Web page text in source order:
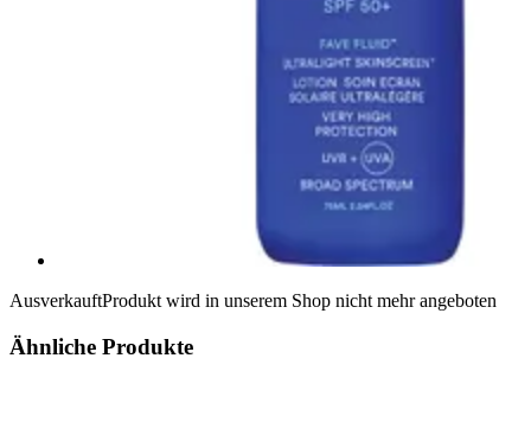
AusverkauftProdukt wird in unserem Shop nicht mehr angeboten
Ähnliche Produkte